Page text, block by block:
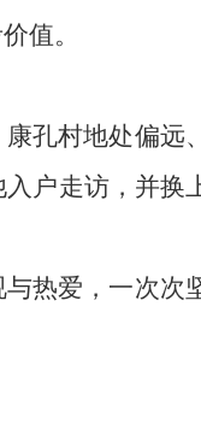
值。
孔村地处偏远
户走访，并换
热爱，一次次